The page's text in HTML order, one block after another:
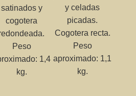
satinados y
cogotera
Peso
1,4
kg.
y celadas
picadas.
Cogotera recta.
Peso
aproximado: 1,1
kg.